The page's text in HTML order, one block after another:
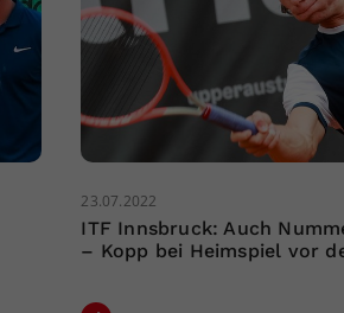
23.07.2022
ITF Innsbruck: Auch
– Kopp bei Heimspiel vor